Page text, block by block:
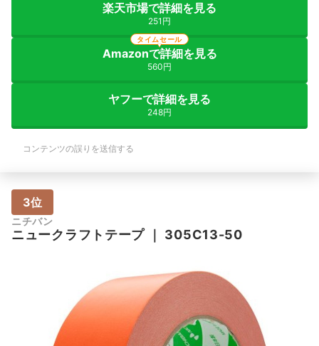
楽天市場で詳細を見る
251円
Amazonで詳細を見る
560円
タイムセール
ヤフーで詳細を見る
248円
コンテンツの誤りを送信する
3位
ニチバン
ニュークラフトテープ 305C13-50